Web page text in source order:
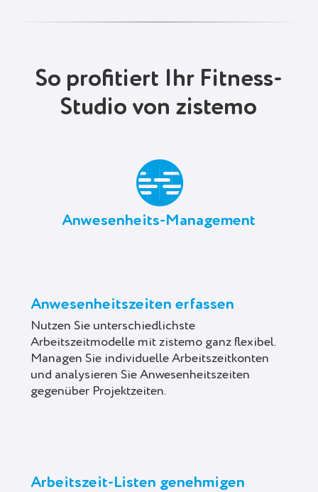
So profitiert Ihr Fitness-
Studio von zistemo
Anwesenheits-Management
Anwesenheitszeiten erfassen
Nutzen Sie unterschiedlichste
Arbeitszeitmodelle mit zistemo ganz flexibel.
Managen Sie individuelle Arbeitszeitkonten
und analysieren Sie Anwesenheitszeiten
gegenüber Projektzeiten.
Arbeitszeit-Listen genehmigen